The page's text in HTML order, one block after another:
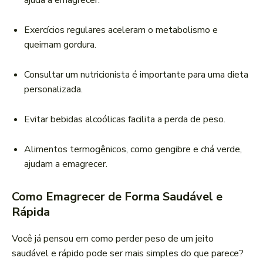
Exercícios regulares aceleram o metabolismo e
queimam gordura.
Consultar um nutricionista é importante para uma dieta
personalizada.
Evitar bebidas alcoólicas facilita a perda de peso.
Alimentos termogênicos, como gengibre e chá verde,
ajudam a emagrecer.
Como Emagrecer de Forma Saudável e
Rápida
Você já pensou em como perder peso de um jeito
saudável e rápido pode ser mais simples do que parece?